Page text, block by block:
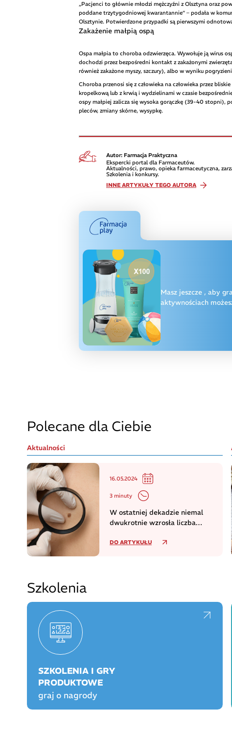
„Pacjenci to głównie młodzi mężczyźni z Olsztyna oraz
poddane trzytygodniowej kwarantannie” – podała w
Olsztynie. Potwierdzone przypadki są pierwszymi
Zakażenie małpią ospą
Ospa małpia to choroba odzwierzęca. Wywołuje ją wirus
dochodzi przez bezpośredni kontakt z zakażonymi
również zakażone myszy, szczury), albo w wyniku
Choroba przenosi się z człowieka na człowieka przez
kropelkową lub z krwią i wydzielinami w czasie
ospy małpiej zalicza się wysoka gorączkę (39-40 stopni),
pleców, zmiany skórne, wysypkę.
Autor: Farmacja Praktyczna
Ekspercki portal dla Farmaceutów.
Aktualności, prawo, opieka farmaceutyczna,
Szkolenia i konkursy.
INNE ARTYKUŁY TEGO AUTORA
Masz jeszcze , aby
aktywnościach
Polecane dla Ciebie
Aktualności
16.05.2024
3 minuty
W ostatniej dekadzie niemal
dwukrotnie wzrosła liczba
DO ARTYKUŁU
Szkolenia
SZKOLENIA I GRY
PRODUKTOWE
graj o nagrody